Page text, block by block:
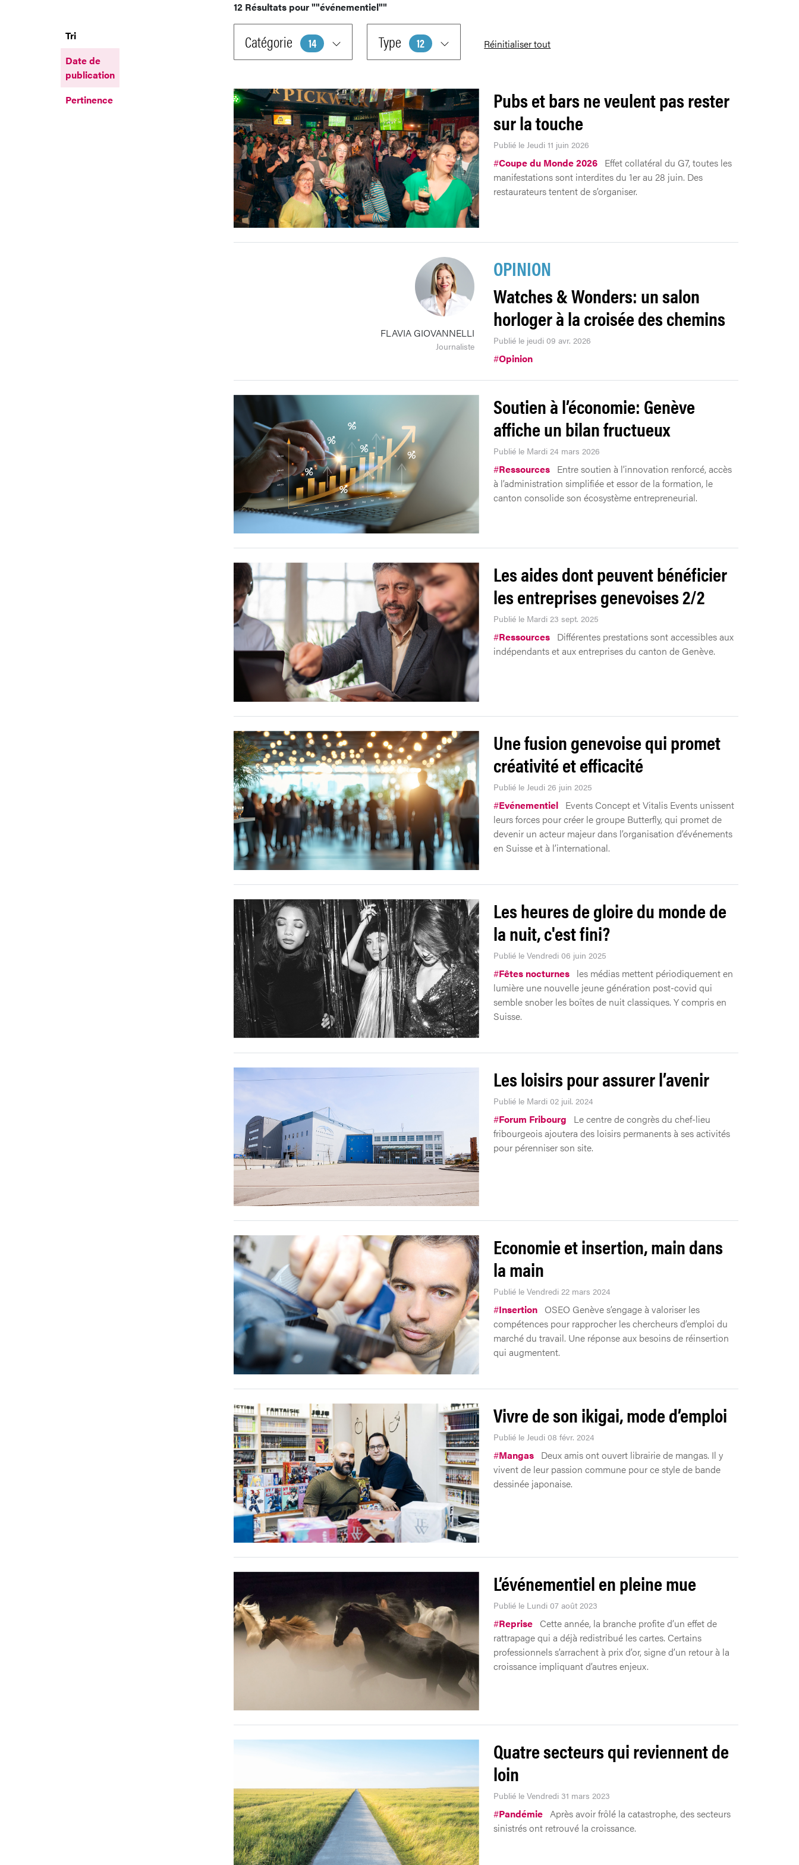
12 Résultats pour""événementiel""
Tri
Date de
publication
Pertinence
Catégorie 14 Type 12 Réinitialiser tout
Pubs et bars ne veulent pas rester
sur la touche
Publié le Jeudi 11 juin 2026
#Coupe du Monde 2026 Effet collatéral du G7, toutes les
manifestations sont interdites du 1er au 28 juin. Des
restaurateurs tentent de s’organiser.
FLAVIA GIOVANNELLI
Journaliste
OPINION
Watches & Wonders: un salon
horloger à la croisée des chemins
Publié le jeudi 09 avr. 2026
#Opinion
Soutien à l’économie: Genève
affiche un bilan fructueux
Publié le Mardi 24 mars 2026
#Ressources Entre soutien à l’innovation renforcé, accès
à l’administration simplifiée et essor de la formation, le
canton consolide son écosystème entrepreneurial.
Les aides dont peuvent bénéficier
les entreprises genevoises 2/2
Publié le Mardi 23 sept. 2025
#Ressources Différentes prestations sont accessibles aux
indépendants et aux entreprises du canton de Genève.
Une fusion genevoise qui promet
créativité et efficacité
Publié le Jeudi 26 juin 2025
#Evénementiel Events Concept et Vitalis Events unissent
leurs forces pour créer le groupe Butterfly, qui promet de
devenir un acteur majeur dans l’organisation d’événements
en Suisse et à l’international.
Les heures de gloire du monde de
la nuit, c'est fini?
Publié le Vendredi 06 juin 2025
#Fêtes nocturnes les médias mettent périodiquement en
lumière une nouvelle jeune génération post-covid qui
semble snober les boîtes de nuit classiques. Y compris en
Suisse.
Les loisirs pour assurer l’avenir
Publié le Mardi 02 juil. 2024
#Forum Fribourg
Le centre de congrès du chef-lieu
fribourgeois ajoutera des loisirs permanents à ses activités
pour pérenniser son site.
Economie et insertion, main dans
la main
Publié le Vendredi 22 mars 2024
#Insertion OSEO Genève s’engage à valoriser les
compétences pour rapprocher les chercheurs d’emploi du
marché du travail. Une réponse aux besoins de réinsertion
qui augmentent.
Vivre de son ikigai, mode d’emploi
Publié le Jeudi 08 févr. 2024
#Mangas Deux amis ont ouvert librairie de mangas. Il y
vivent de leur passion commune pour ce style de bande
dessinée japonaise.
L’événementiel en pleine mue
Publié le Lundi 07 août 2023
#Reprise Cette année, la branche profite d’un effet de
rattrapage qui a déjà redistribué les cartes. Certains
professionnels s’arrachent à prix d’or, signe d’un retour à la
croissance impliquant d’autres enjeux.
Quatre secteurs qui reviennent de
loin
Publié le Vendredi 31 mars 2023
#Pandémie Après avoir frôlé la catastrophe, des secteurs
sinistrés ont retrouvé la croissance.